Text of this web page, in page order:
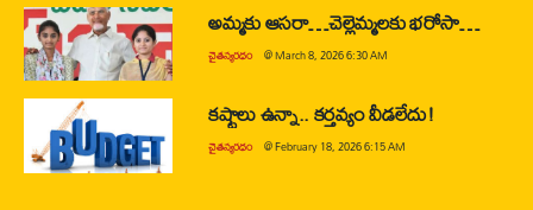
అమ్మకు ఆసరా…చెల్లెమ్మలకు భరోసా…
చైతన్యరధం @March 8, 2026 6:30 AM
కష్టాలు ఉన్నా.. కర్తవ్యం వీడలేదు!
చైతన్యరధం @February 18, 2026 6:15 AM